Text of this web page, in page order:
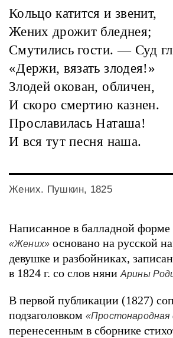
Кольцо катится и звенит,
Жених дрожит бледнея;
Смутились гости. — Суд
«Держи, вязать злодея!»
Злодей окован, обличен,
И скоро смертию казнен.
Прославилась Наташа!
И вся тут песня наша.
Жених. Пушкин, 1825
Написанное в балладной форме
«Жених» основано на русской
девушке и разбойниках,
в 1824 г. со слов няни Арины
В первой публикации (1827)
подзаголовком «Простонародная
перенесенным в сборнике